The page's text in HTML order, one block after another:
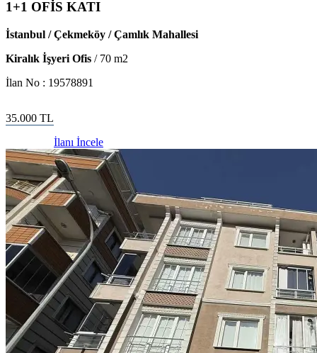
1+1 OFİS KATI
İstanbul / Çekmeköy / Çamlık Mahallesi
Kiralık İşyeri Ofis / 70 m2
İlan No : 19578891
35.000 TL
İlanı İncele